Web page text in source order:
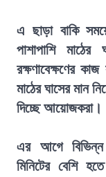
এ ছাড়া বাকি
পাশাপাশি
রক্ষণাবেক্ষণের
মাঠের ঘাসের মান
দিচ্ছে আয়োজকরা।
এর আগে বিভিন্ন
মিনিটের বেশি